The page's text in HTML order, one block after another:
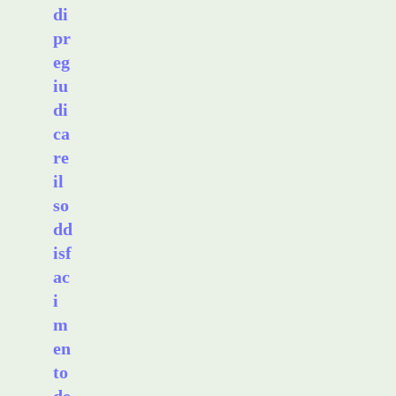
di
pr
eg
iu
di
ca
re
il
so
dd
isf
ac
i
m
en
to